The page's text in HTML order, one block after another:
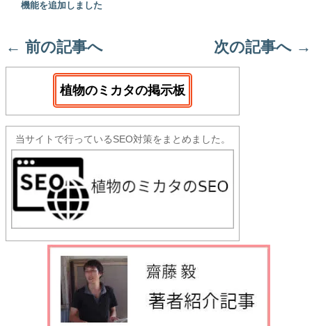
機能を追加しました
← 前の記事へ 次の記事へ →
植物のミカタの掲示板
当サイトで行っているSEO対策をまとめました。